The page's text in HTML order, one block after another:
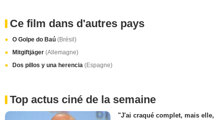
Ce film dans d'autres pays
O Golpe do Baú (Brésil)
Mitgiftjäger (Allemagne)
Dos pillos y una herencia (Espagne)
Top actus ciné de la semaine
"J'ai craqué complet, mais elle,